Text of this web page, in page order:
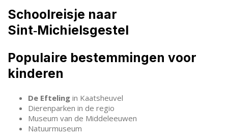
Schoolreisje naar
Sint‑Michielsgestel
Populaire bestemmingen voor
kinderen
De Efteling in Kaatsheuvel
Dierenparken in de regio
Museum van de Middeleeuwen
Natuurmuseum